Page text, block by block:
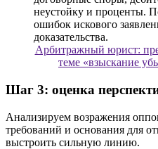
Арбитражный юрист:
теме «взыскание
Шаг 3: оценка
Анализируем возражения
требований и основания для
выстроить сильную линию.